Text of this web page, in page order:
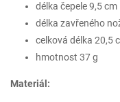
délka čepele 9,5 cm
délka zavřeného
celková délka 20,5
hmotnost 37 g
Materiál: